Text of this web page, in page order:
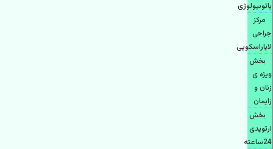
پاتوبیولوژی
مرکز
جراحی
لاپاراسکوپی
بخش
ویژه ی
زنان و
زایمان
بخش
ارتوپدی
24ساعته